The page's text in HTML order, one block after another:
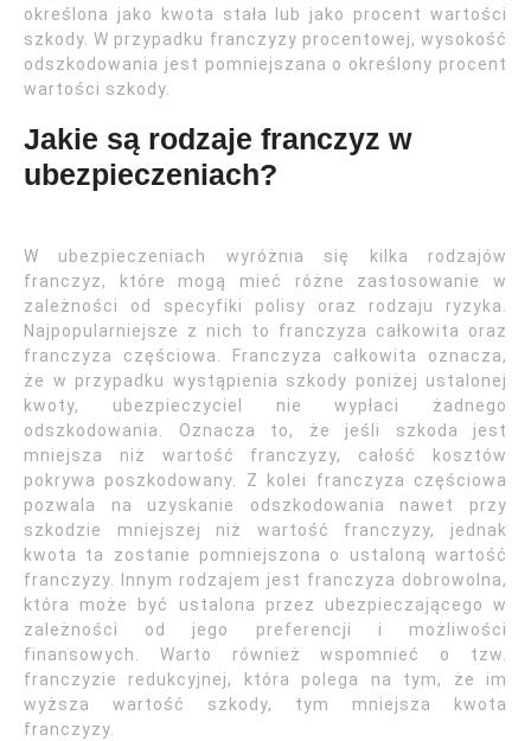
określona jako kwota stała lub jako procent wartości
szkody. W przypadku franczyzy procentowej, wysokość
odszkodowania jest pomniejszana o określony procent
wartości szkody.
Jakie są rodzaje franczyz w
ubezpieczeniach?
W ubezpieczeniach wyróżnia się kilka rodzajów
franczyz, które mogą mieć różne zastosowanie w
zależności od specyfiki polisy oraz rodzaju ryzyka.
Najpopularniejsze z nich to franczyza całkowita oraz
franczyza częściowa. Franczyza całkowita oznacza,
że w przypadku wystąpienia szkody poniżej ustalonej
kwoty, ubezpieczyciel nie wypłaci żadnego
odszkodowania. Oznacza to, że jeśli szkoda jest
mniejsza niż wartość franczyzy, całość kosztów
pokrywa poszkodowany. Z kolei franczyza częściowa
pozwala na uzyskanie odszkodowania nawet przy
szkodzie mniejszej niż wartość franczyzy, jednak
kwota ta zostanie pomniejszona o ustaloną wartość
franczyzy. Innym rodzajem jest franczyza dobrowolna,
która może być ustalona przez ubezpieczającego w
zależności od jego preferencji i możliwości
finansowych. Warto również wspomnieć o tzw.
franczyzie redukcyjnej, która polega na tym, że im
wyższa wartość szkody, tym mniejsza kwota
franczyzy.